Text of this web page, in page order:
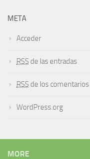
META
Acceder
RSS de las entradas
RSS de los comentarios
WordPress.org
MORE